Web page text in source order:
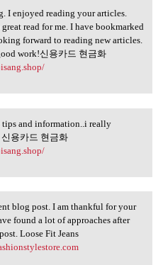
I enjoyed
I enjoyed reading your articles.
read for me. I have bookmarked
forward to reading new articles.
work!신용카드 현금화
tips and
tips and information..i really
신용카드 현금화
blog post. I
blog post. I am thankful for your
found a lot of approaches after
Loose Fit Jeans